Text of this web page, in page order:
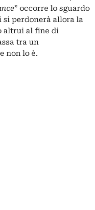
” occorre lo sguardo
si perdonerà allora la
altrui al fine di
tra un
non lo è.